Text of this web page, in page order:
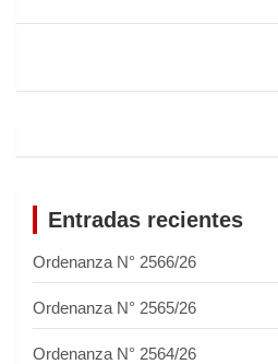
Entradas recientes
Ordenanza N° 2566/26
Ordenanza N° 2565/26
Ordenanza N° 2564/26